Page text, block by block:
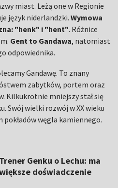
miast. Leżą one w Regionie
język niderlandzki.Wymowa
"henk" i "hent". Różnice
Gent to Gandawa, natomiast
odpowiednika.
Gandawę. To znany
zabytków, portem oraz
Kilkukrotnie mniejszy stał się
Swój wielki rozwój w XX wieku
pokładów węgla kamiennego.
Trener Genku o Lechu: ma
doświadczenie